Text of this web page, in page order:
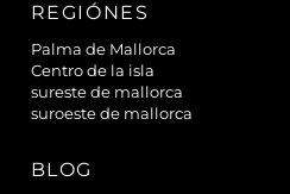
REGIÓNES
Palma de Mallorca
Centro de la isla
sureste de mallorca
suroeste de mallorca
BLOG